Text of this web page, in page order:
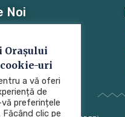
Noi
Orașului
uri
a vă oferi
de
preferințele
clic pe